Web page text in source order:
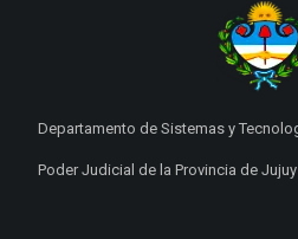
Departamento de Sistemas y
Poder Judicial de la Provincia de Jujuy